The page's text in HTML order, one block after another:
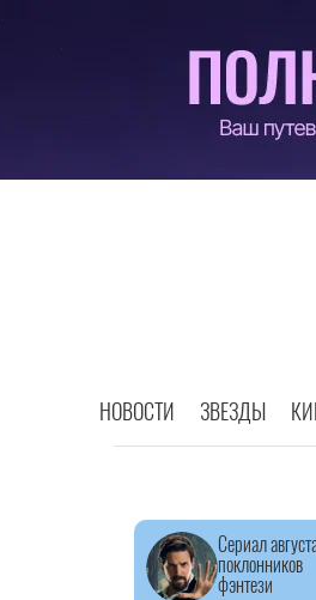
НОВОСТИ ЗВЕЗДЫ
Сериал
поклонников
фэнтези